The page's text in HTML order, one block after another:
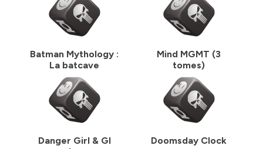
Batman Mythology :
La batcave
Mind MGMT (3
tomes)
Danger Girl & GI
Doomsday Clock